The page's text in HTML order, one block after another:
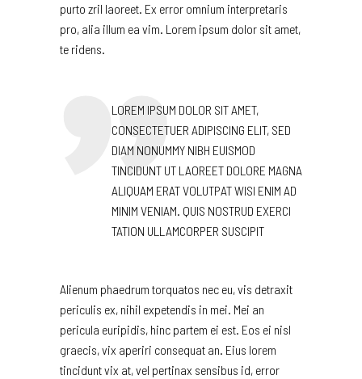
purto zril laoreet. Ex error omnium interpretaris
pro, alia illum ea vim. Lorem ipsum dolor sit amet,
te ridens.
LOREM IPSUM DOLOR SIT AMET,
CONSECTETUER ADIPISCING ELIT, SED
DIAM NONUMMY NIBH EUISMOD
TINCIDUNT UT LAOREET DOLORE MAGNA
ALIQUAM ERAT VOLUTPAT WISI ENIM AD
MINIM VENIAM. QUIS NOSTRUD EXERCI
TATION ULLAMCORPER SUSCIPIT
Alienum phaedrum torquatos nec eu, vis detraxit
periculis ex, nihil expetendis in mei. Mei an
pericula euripidis, hinc partem ei est. Eos ei nisl
graecis, vix aperiri consequat an. Eius lorem
tincidunt vix at, vel pertinax sensibus id, error